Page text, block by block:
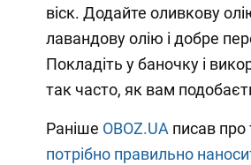
віск. Додайте оливкову
лавандову олію і добре
Покладіть у баночку і
так часто, як вам
Раніше OBOZ.UA писав про
потрібно правильно